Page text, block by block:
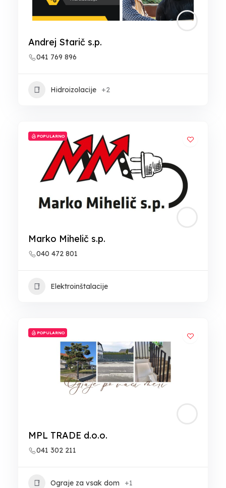
Andrej Starič s.p.
041 769 896
Hidroizolacije +2
POPULARNO
Marko Mihelič s.p.
040 472 801
Elektroinštalacije
POPULARNO
MPL TRADE d.o.o.
041 302 211
Ograje za vsak dom +1